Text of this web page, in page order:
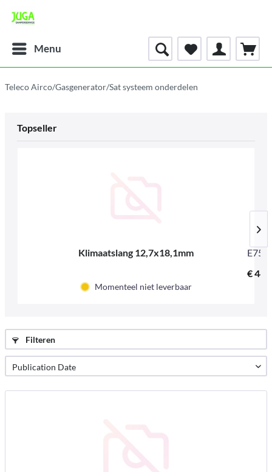
Menu
Teleco Airco/Gasgenerator/Sat systeem onderdelen
Topseller
Klimaatslang 12,7x18,1mm
€
Momenteel niet leverbaar
Filteren